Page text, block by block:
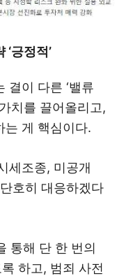
긍정적’
결이 다른 ‘밸류
치를 끌어올리고,
는 게 핵심이다.
세조종, 미공개
호히 대응하겠다
통해 단 한 번의
하고, 범죄 사전